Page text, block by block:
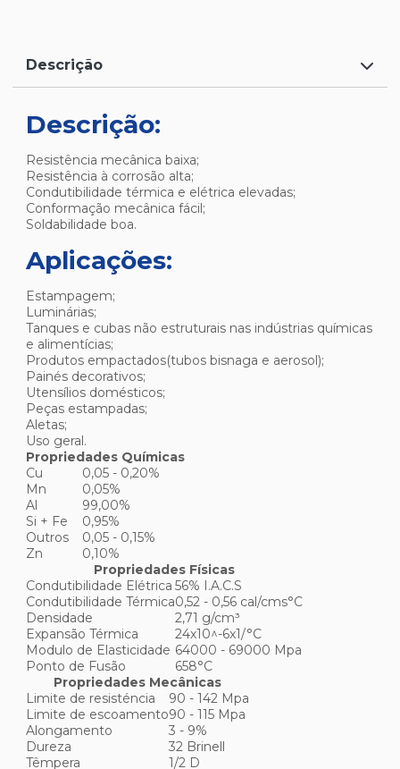
Descrição
Descrição:
Resistência mecânica baixa;
Resistência à corrosão alta;
Condutibilidade térmica e elétrica elevadas;
Conformação mecânica fácil;
Soldabilidade boa.
Aplicações:
Estampagem;
Luminárias;
Tanques e cubas não estruturais nas indústrias químicas
e alimentícias;
Produtos empactados(tubos bisnaga e aerosol);
Painés decorativos;
Utensílios domésticos;
Peças estampadas;
Aletas;
Uso geral.
Propriedades Químicas
Cu
0,05 - 0,20%
Mn
0,05%
Al
99,00%
Si + Fe
0,95%
Outros
0,05 - 0,15%
Zn
0,10%
Propriedades Físicas
Condutibilidade Elétrica 56% I.A.C.S
Condutibilidade Térmica0,52 - 0,56 cal/cms°C
Densidade
2,71 g/cm³
Expansão Térmica
24x10^-6x1/°C
Modulo de Elasticidade 64000 - 69000 Mpa
Ponto de Fusão
658°C
Propriedades Mecânicas
Limite de resisténcia
90 - 142 Mpa
Limite de escoamento90 - 115 Mpa
Alongamento
3 - 9%
Dureza
32 Brinell
Têmpera
1/2 D